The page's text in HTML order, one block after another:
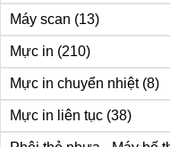
Máy scan (13)
Mực in (210)
Mực in chuyển nhiệt (8)
Mực in liên tục (38)